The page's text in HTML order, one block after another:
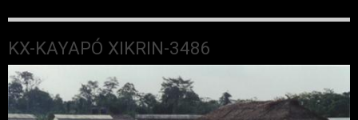
KX-KAYAPÓ XIKRIN-3486